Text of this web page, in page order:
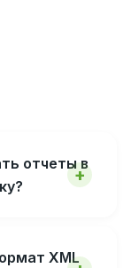
отчеты в
XML